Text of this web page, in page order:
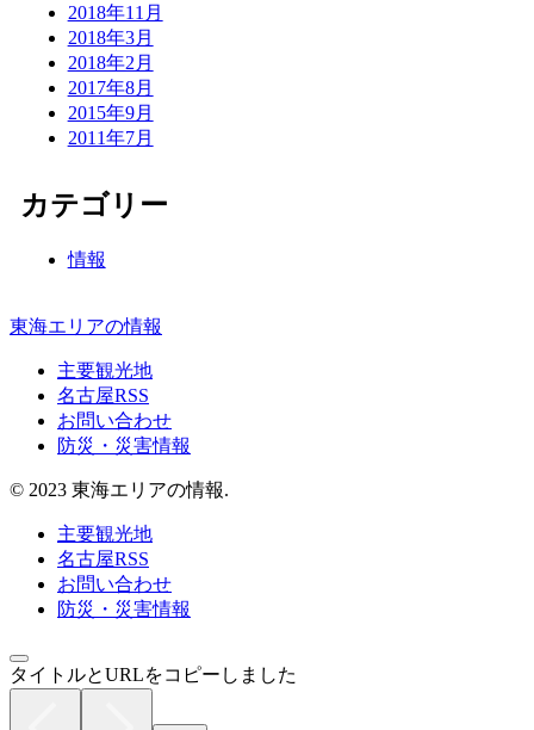
2018年11月
2018年3月
2018年2月
2017年8月
2015年9月
2011年7月
カテゴリー
情報
東海エリアの情報
主要観光地
名古屋RSS
お問い合わせ
防災・災害情報
© 2023 東海エリアの情報.
主要観光地
名古屋RSS
お問い合わせ
防災・災害情報
タイトルとURLをコピーしました